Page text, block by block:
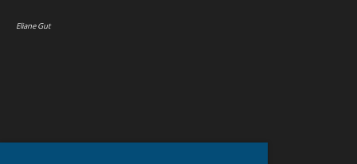
Eliane Gut